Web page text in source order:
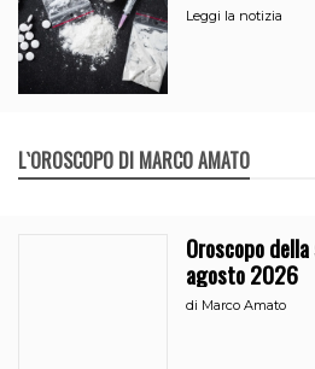
l’uscita dalla
Leggi la notizia
L`OROSCOPO DI MARCO AMATO
Oroscopo
agosto 2026
di Marco Amato